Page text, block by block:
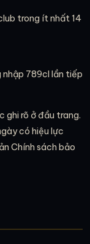
trong ít nhất 14
nhập 789cl lần tiếp
ghi rõ ở đầu trang.
có hiệu lực
Chính sách bảo